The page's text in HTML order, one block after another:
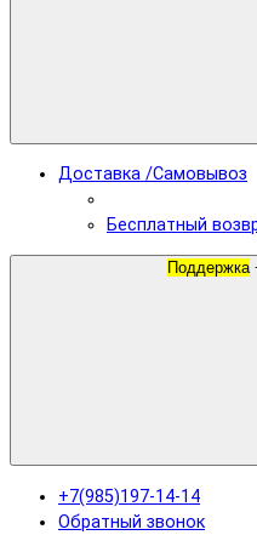
Доставка /Самовывоз
Бесплатный
Поддержка
+7(985)197-14-14
Обратный звонок